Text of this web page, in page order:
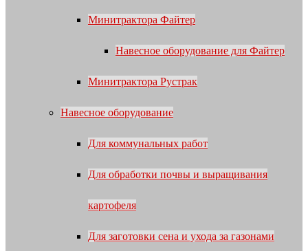
Минитрактора Файтер
Навесное оборудование для Файтер
Минитрактора Рустрак
Навесное оборудование
Для коммунальных работ
Для обработки почвы и выращивания
картофеля
Для заготовки сена и ухода за газонами